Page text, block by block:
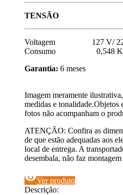
TENSÃO
Voltagem 127 V/
Consumo 0,548
Garantia: 6 meses
Imagem meramente
medidas e tonalidade.Objetos
fotos não acompanham o
ATENÇÃO: Confira as
de que estão adequadas aos
local de entrega. A
desembala, não faz
visibilityVer produto
Descrição: